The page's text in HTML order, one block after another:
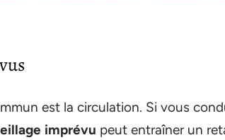
est la circulation. Si vous
imprévu peut entraîner un